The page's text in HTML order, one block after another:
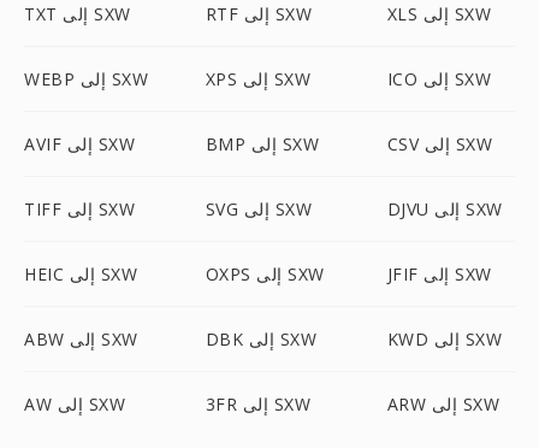
TXT إلى SXW RTF إلى SXW XLS إلى SXW
WEBP إلى SXW XPS إلى SXW ICO إلى SXW
AVIF إلى SXW BMP إلى SXW CSV إلى SXW
TIFF إلى SXW SVG إلى SXW DJVU إلى SXW
HEIC إلى SXW OXPS إلى SXW JFIF إلى SXW
ABW إلى SXW DBK إلى SXW KWD إلى SXW
AW إلى SXW 3FR إلى SXW ARW إلى SXW